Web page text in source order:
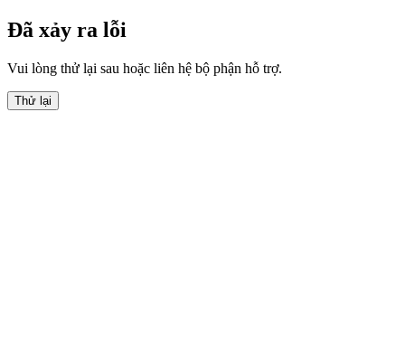
Đã xảy ra lỗi
Vui lòng thử lại sau hoặc liên hệ bộ phận hỗ trợ.
Thử lại